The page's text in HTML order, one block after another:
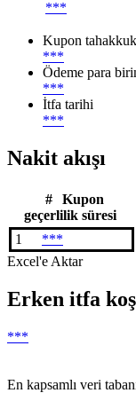
***
Kupon
***
Ödeme para
***
İtfa tarihi
***
Nakit akışı
#
Kupon
geçerlilik süresi
1
***
Excel'e Aktar
Erken itfa
***
En kapsamlı veri